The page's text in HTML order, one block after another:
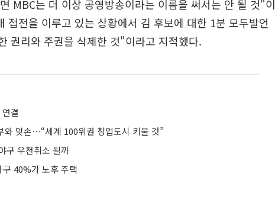
MBC는 더 이상 공영방송이라는 이름을 써서는 안 될 것"이
접전을 이루고 있는 상황에서 김 후보에 대한 1분 모두발언
권리와 주권을 삭제한 것"이라고 지적했다.
결
와 맞손…“세계 100위권 창업도시 키울 것”
구 우천취소 될까
40%가 노후 주택